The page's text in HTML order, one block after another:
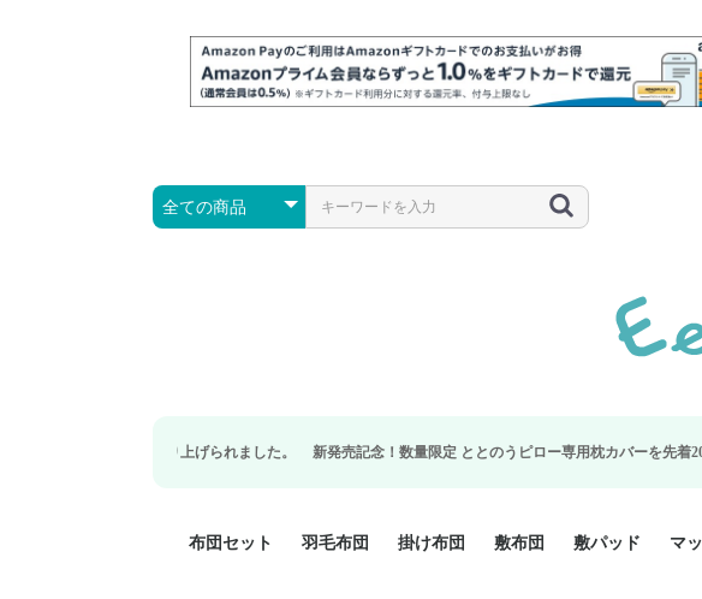
新発売記念！数量限定 ととのうピロー専用枕カバーを先着20名様にプレゼント
布団セット 羽毛布団 掛け布団 敷布団 敷パッド マ